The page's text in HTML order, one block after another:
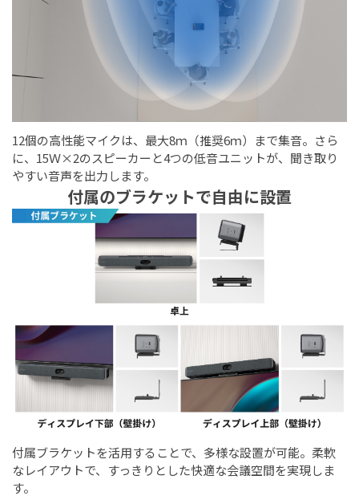
12個の高性能マイクは、最大8ｍ（推奨6ｍ）まで集音。さら
に、15Ｗ×2のスピーカーと4つの低音ユニットが、聞き取り
やすい音声を出力します。
付属のブラケットで自由に設置
付属ブラケットを活用することで、多様な設置が可能。柔軟
なレイアウトで、すっきりとした快適な会議空間を実現しま
す。